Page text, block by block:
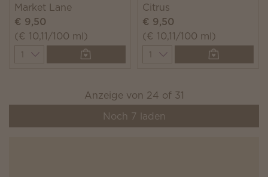
Market Lane
€ 9,50
(€ 10,11/100 ml)
Quantity
Citrus
€ 9,50
(€ 10,11/100 ml)
Quantity
Anzeige von 24 of 31
Noch 7 laden